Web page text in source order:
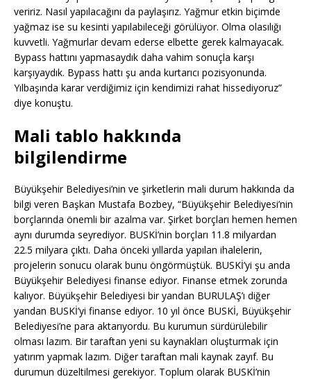
veririz. Nasıl yapılacağını da paylaşırız. Yağmur etkin biçimde
yağmaz ise su kesinti yapılabileceği görülüyor. Olma olasılığı
kuvvetli. Yağmurlar devam ederse elbette gerek kalmayacak.
Bypass hattını yapmasaydık daha vahim sonuçla karşı
karşıyaydık. Bypass hattı şu anda kurtarıcı pozisyonunda.
Yılbaşında karar verdiğimiz için kendimizi rahat hissediyoruz”
diye konuştu.
Mali tablo hakkında
bilgilendirme
Büyükşehir Belediyesi’nin ve şirketlerin mali durum hakkında da
bilgi veren Başkan Mustafa Bozbey, “Büyükşehir Belediyesi’nin
borçlarında önemli bir azalma var. Şirket borçları hemen hemen
aynı durumda seyrediyor. BUSKİ’nin borçları 11.8 milyardan
22.5 milyara çıktı. Daha önceki yıllarda yapılan ihalelerin,
projelerin sonucu olarak bunu öngörmüştük. BUSKİ’yi şu anda
Büyükşehir Belediyesi finanse ediyor. Finanse etmek zorunda
kalıyor. Büyükşehir Belediyesi bir yandan BURULAŞ’ı diğer
yandan BUSKİ’yi finanse ediyor. 10 yıl önce BUSKİ, Büyükşehir
Belediyesi’ne para aktarıyordu. Bu kurumun sürdürülebilir
olması lazım. Bir taraftan yeni su kaynakları oluşturmak için
yatırım yapmak lazım. Diğer taraftan mali kaynak zayıf. Bu
durumun düzeltilmesi gerekiyor. Toplum olarak BUSKİ’nin